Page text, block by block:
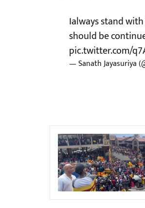
Ialways stand
should be
pic.twitter.com/
— Sanath Jayasuriya